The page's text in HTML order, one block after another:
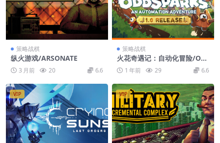
策略战棋
纵火游戏/ARSONATE
3 月前 20 6.6
策略战棋
火花奇遇记：自动化冒险/Od
dsparks: An Automation A
dventure
1 年前 29 6.6
VIP VIP